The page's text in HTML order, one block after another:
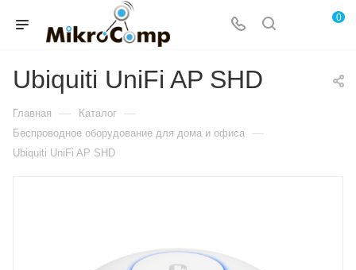
0
Ubiquiti UniFi AP SHD
Главная — Каталог —
Беспроводное оборудование для дома и офиса —
Ubiquiti UniFi AP SHD